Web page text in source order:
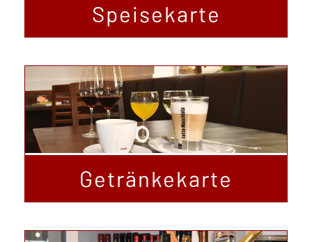
Speisekarte
Getränkekarte